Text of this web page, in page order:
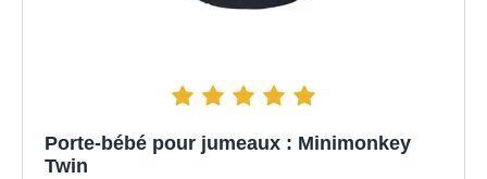
Porte-bébé pour jumeaux : Minimonkey
Twin